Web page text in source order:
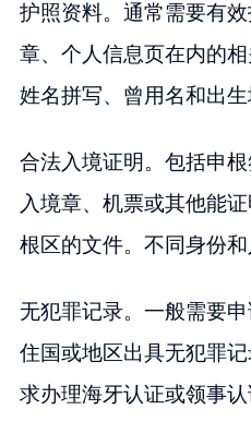
护照资料。通常需要有
章、个人信息页在内的相
姓名拼写、曾用名和出生
合法入境证明。包括申根
入境章、机票或其他能
根区的文件。不同身份和
无犯罪记录。一般需要
住国或地区出具无犯罪
求办理海牙认证或领事